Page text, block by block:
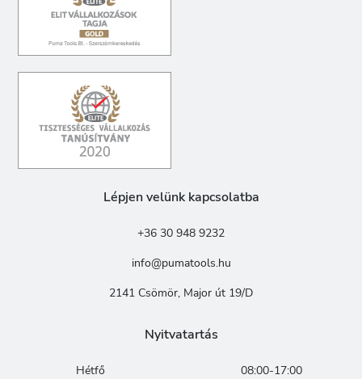
Lépjen velünk kapcsolatba
+36 30 948 9232
info@pumatools.hu
2141 Csömör, Major út 19/D
Nyitvatartás
Hétfő
08:00-17:00